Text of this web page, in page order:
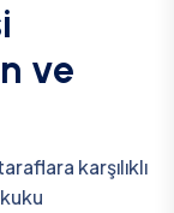
ve
karşılıklı